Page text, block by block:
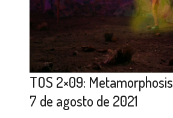
TOS 2×09: Metamorphosis
7 de agosto de 2021